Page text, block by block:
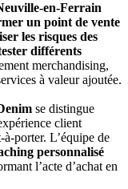
en-Ferrain
un point de vente
les risques des
différents
merchandising,
à valeur ajoutée.
se distingue
client
porter. L’équipe de
personnalisé
l’acte d’achat en